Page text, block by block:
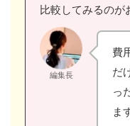
比較してみるのが
編集長
費
だ
っ
ま